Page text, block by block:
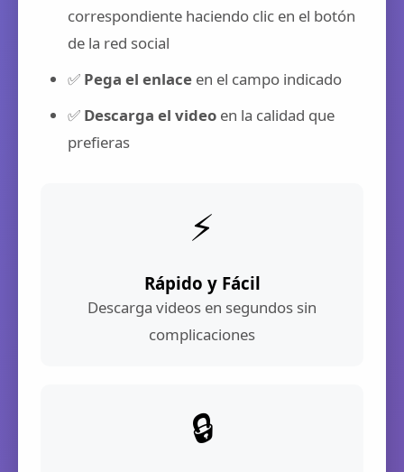
correspondiente haciendo clic en el botón
de la red social
✅ Pega el enlace en el campo indicado
✅ Descarga el video en la calidad que
prefieras
⚡
Rápido y Fácil
Descarga videos en segundos sin
complicaciones
🔒